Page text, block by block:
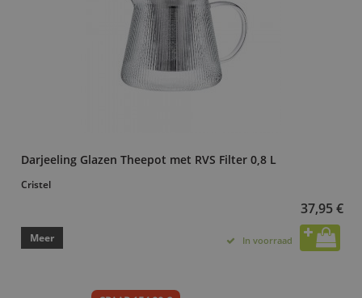
Darjeeling Glazen Theepot met RVS Filter 0,8 L
Cristel
37,95 €
Meer In voorraad